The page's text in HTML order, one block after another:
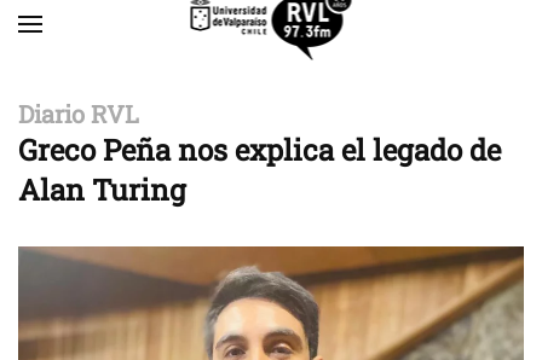
Diario RVL
Greco Peña nos explica el legado de
Alan Turing